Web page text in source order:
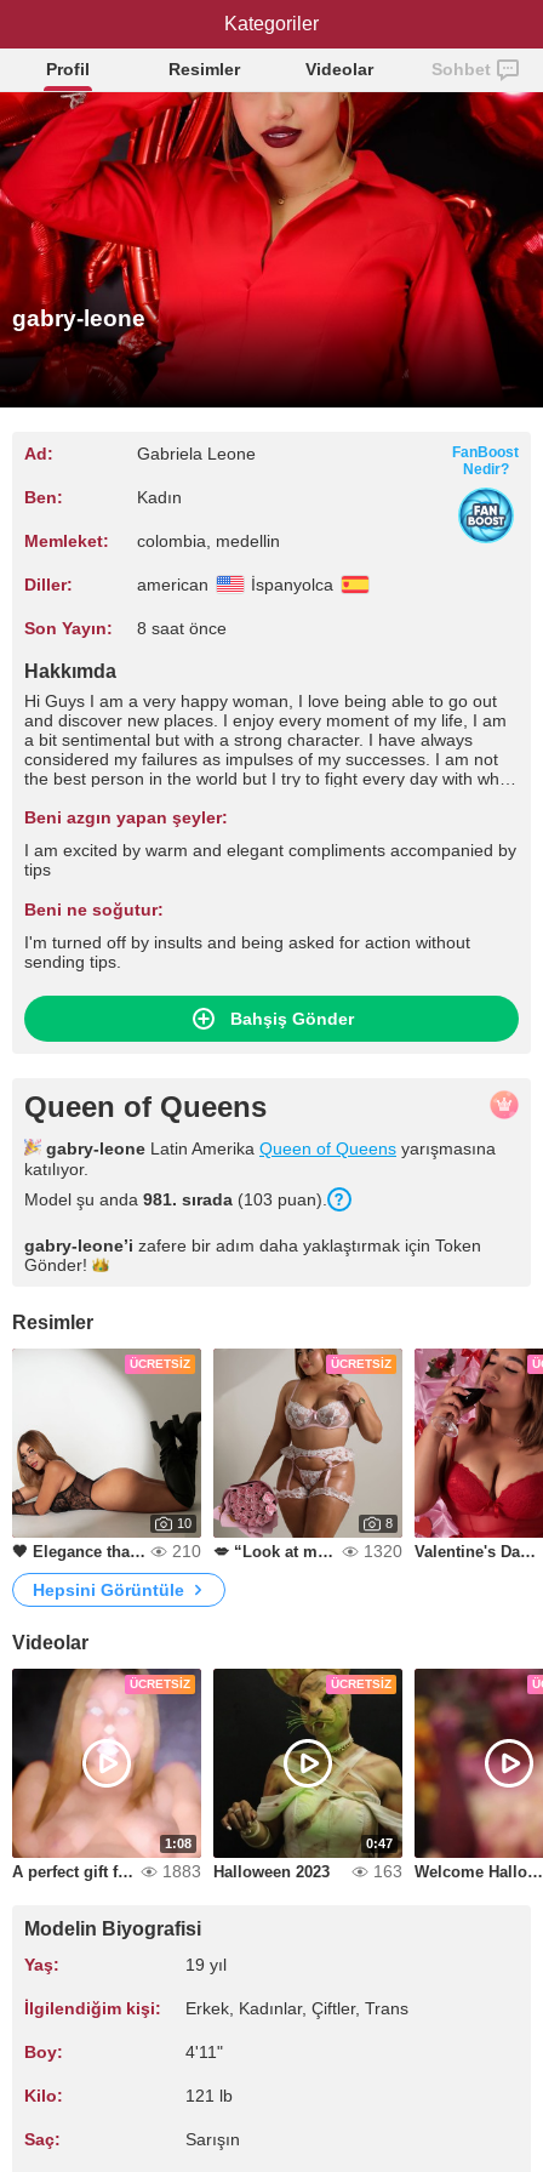
gabry-leone
Profil Resimler Videolar Sohbet
gabry-leone
Ad: Gabriela Leone
Ben: Kadın
Memleket: colombia, medellin
Diller: american İspanyolca
Son Yayın: 8 saat önce
FanBoost
Nedir?
Hakkımda
Hi Guys I am a very happy woman, I love being able to go out
and discover new places. I enjoy every moment of my life, I am
a bit sentimental but with a strong character. I have always
considered my failures as impulses of my successes. I am not
the best person in the world but I try to fight every day with what
the obstacles and help whoever I can along the way.
Beni azgın yapan şeyler:
I am excited by warm and elegant compliments accompanied by
tips
Beni ne soğutur:
I'm turned off by insults and being asked for action without
sending tips.
Bahşiş Gönder
Queen of Queens
gabry-leone Latin Amerika Queen of Queens yarışmasına
katılıyor.
Model şu anda 981. sırada (103 puan).
gabry-leone’i zafere bir adım daha yaklaştırmak için Token
Gönder!
Resimler
ÜCRETSIZ
10
🖤 ​​Elegance that provokes. 210
ÜCRETSIZ
8
💋 “Look at me… but don't fall in love” 1320 Valentine's Day without limits 💞
Hepsini Görüntüle
Videolar
ÜCRETSIZ
1:08
A perfect gift for you 1883
ÜCRETSIZ
0:47
Halloween 2023 163 Welcome Halloween
Modelin Biyografisi
Yaş: 19 yıl
İlgilendiğim kişi: Erkek, Kadınlar, Çiftler, Trans
Boy: 4'11"
Kilo: 121 lb
Saç: Sarışın
Kategoriler